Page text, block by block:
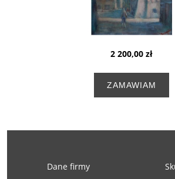
2 200,00 zł
ZAMAWIAM
Dane firmy